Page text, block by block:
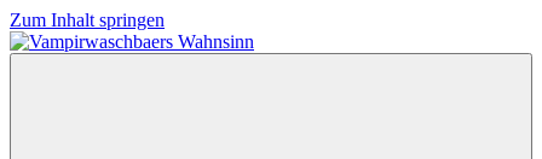
Zum Inhalt springen